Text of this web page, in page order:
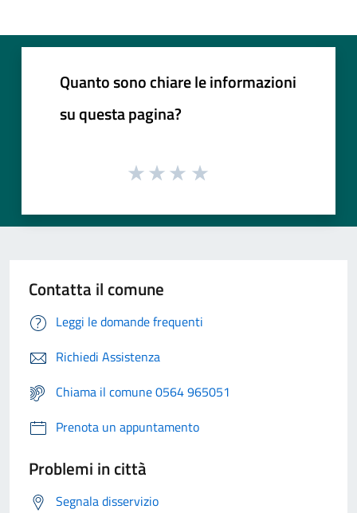
Quanto sono chiare le informazioni
su questa pagina?
Contatta il comune
Leggi le domande frequenti
Richiedi Assistenza
Chiama il comune 0564 965051
Prenota un appuntamento
Problemi in città
Segnala disservizio